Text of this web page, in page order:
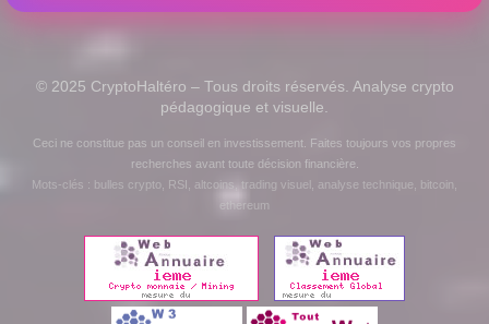
© 2025 CryptoHaltéro – Tous droits réservés. Analyse crypto
pédagogique et visuelle.
Ceci ne constitue pas un conseil en investissement. Faites toujours vos propres
recherches avant toute décision financière.
Mots-clés : bulles crypto, RSI, altcoins, trading visuel, analyse technique, bitcoin,
ethereum